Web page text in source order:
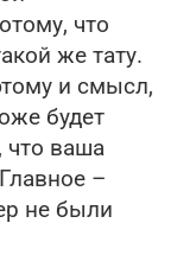
что
же тату.
и смысл,
будет
что ваша
–
не были